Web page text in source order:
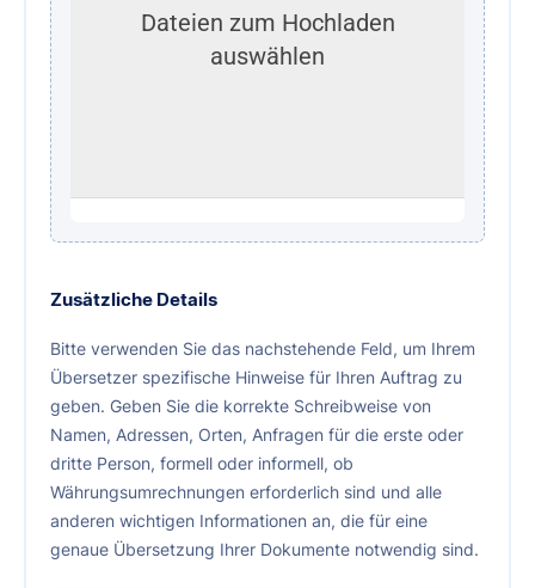
Dateien zum Hochladen
auswählen
Zusätzliche Details
Bitte verwenden Sie das nachstehende Feld, um Ihrem
Übersetzer spezifische Hinweise für Ihren Auftrag zu
geben. Geben Sie die korrekte Schreibweise von
Namen, Adressen, Orten, Anfragen für die erste oder
dritte Person, formell oder informell, ob
Währungsumrechnungen erforderlich sind und alle
anderen wichtigen Informationen an, die für eine
genaue Übersetzung Ihrer Dokumente notwendig sind.